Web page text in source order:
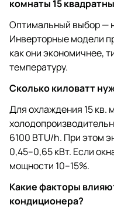
комнаты 15
Оптимальный выбор —
Инверторные модели
как они экономичнее,
температуру.
Сколько киловатт
Для охлаждения 15 кв.
6100 BTU/h. При этом
0,45–0,65 кВт. Если
мощности 10–15%.
Какие факторы
кондиционера?